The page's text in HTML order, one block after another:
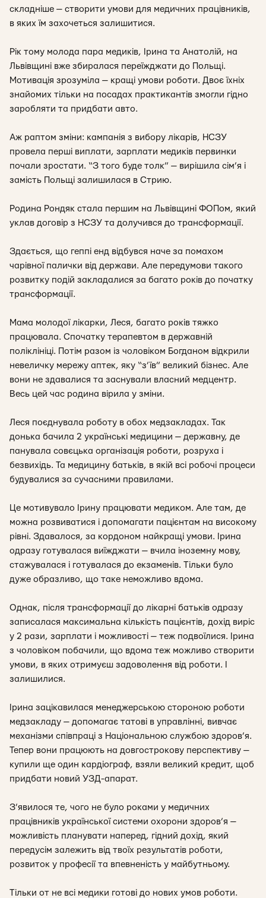
складніше — створити умови для медичних працівників,
в яких їм захочеться залишитися.
Рік тому молода пара медиків, Ірина та Анатолій, на
Львівщині вже збиралася переїжджати до Польщі.
Мотивація зрозуміла — кращі умови роботи. Двоє їхніх
знайомих тільки на посадах практикантів змогли гідно
заробляти та придбати авто.
Аж раптом зміни: кампанія з вибору лікарів, НСЗУ
провела перші виплати, зарплати медиків первинки
почали зростати. “З того буде толк” — вирішила сім’я і
замість Польщі залишилася в Стрию.
Родина Рондяк стала першим на Львівщині ФОПом, який
уклав договір з НСЗУ та долучився до трансформації.
Здається, що геппі енд відбувся наче за помахом
чарівної палички від держави. Але передумови такого
розвитку подій закладалися за багато років до початку
трансформації.
Мама молодої лікарки, Леся, багато років тяжко
працювала. Спочатку терапевтом в державній
поліклініці. Потім разом із чоловіком Богданом відкрили
невеличку мережу аптек, яку “з’їв” великий бізнес. Але
вони не здавалися та заснували власний медцентр.
Весь цей час родина вірила у зміни.
Леся поєднувала роботу в обох медзакладах. Так
донька бачила 2 українські медицини — державну, де
панувала совєцька організація роботи, розруха і
безвихідь. Та медицину батьків, в якій всі робочі процеси
будувалися за сучасними правилами.
Це мотивувало Ірину працювати медиком. Але там, де
можна розвиватися і допомагати пацієнтам на високому
рівні. Здавалося, за кордоном найкращі умови. Ірина
одразу готувалася виїжджати — вчила іноземну мову,
стажувалася і готувалася до екзаменів. Тільки було
дуже образливо, що таке неможливо вдома.
Однак, після трансформації до лікарні батьків одразу
записалася максимальна кількість пацієнтів, дохід виріс
у 2 рази, зарплати і можливості — теж подвоїлися. Ірина
з чоловіком побачили, що вдома теж можливо створити
умови, в яких отримуєш задоволення від роботи. І
залишилися.
Ірина зацікавилася менеджерською стороною роботи
медзакладу — допомагає татові в управлінні, вивчає
механізми співпраці з Національною службою здоров’я.
Тепер вони працюють на довгострокову перспективу —
купили ще один кардіограф, взяли великий кредит, щоб
придбати новий УЗД-апарат.
З’явилося те, чого не було роками у медичних
працівників української системи охорони здоров’я —
можливість планувати наперед, гідний дохід, який
передусім залежить від твоїх результатів роботи,
розвиток у професії та впевненість у майбутньому.
Тільки от не всі медики готові до нових умов роботи.